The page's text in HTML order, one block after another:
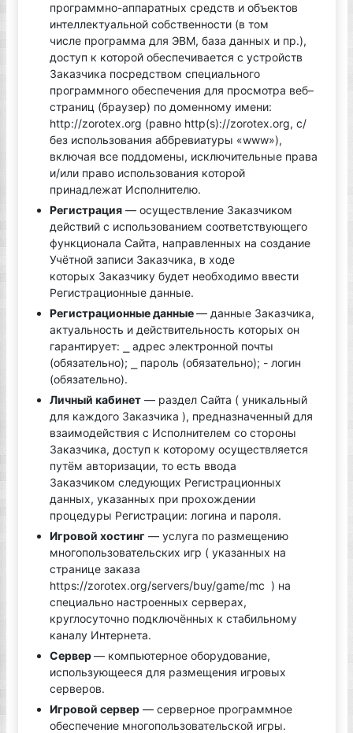
программно-аппаратных средств и объектов
интеллектуальной собственности (в том
числе программа для ЭВМ, база данных и пр.),
доступ к которой обеспечивается с устройств
Заказчика посредством специального
программного обеспечения для просмотра веб–
страниц (браузер) по доменному имени:
http://zorotex.org (равно http(s)://zorotex.org, с/
без использования аббревиатуры «www»),
включая все поддомены, исключительные права
и/или право использования которой
принадлежат Исполнителю.
Регистрация— осуществление Заказчиком
действий с использованием соответствующего
функционала Сайта, направленных на создание
Учётной записи Заказчика, в ходе
которых Заказчику будет необходимо ввести
Регистрационные данные.
Регистрационные данные— данные Заказчика,
актуальность и действительность которых он
гарантирует: ⎯ адрес электронной почты
(обязательно); ⎯ пароль (обязательно); - логин
(обязательно).
Личный кабинет— раздел Сайта ( уникальный
для каждого Заказчика ), предназначенный для
взаимодействия с Исполнителем со стороны
Заказчика, доступ к которому осуществляется
путём авторизации, то есть ввода
Заказчиком следующих Регистрационных
данных, указанных при прохождении
процедуры Регистрации: логина и пароля.
Игровой хостинг — услуга по размещению
многопользовательских игр ( указанных на
странице заказа
https://zorotex.org/servers/buy/game/mc ) на
специально настроенных серверах,
круглосуточно подключённых к стабильному
каналу Интернета.
Сервер— компьютерное оборудование,
использующееся для размещения игровых
серверов.
Игровой сервер— серверное программное
обеспечение многопользовательской игры.